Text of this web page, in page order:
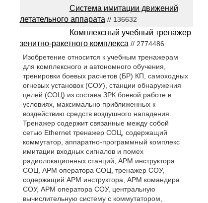
Система имитации движений
летательного аппарата // 136632
Комплексный учебный тренажер
зенитно-ракетного комплекса // 2774486
Изобретение относится к учебным тренажерам
для комплексного и автономного обучения,
тренировки боевых расчетов (БР) КП, самоходных
огневых установок (СОУ), станции обнаружения
целей (СОЦ) из состава ЗРК боевой работе в
условиях, максимально приближенных к
воздействию средств воздушного нападения.
Тренажер содержит связанные между собой
сетью Ethernet тренажер СОЦ, содержащий
коммутатор, аппаратно-программный комплекс
имитации входных сигналов и помех
радиолокационных станций, АРМ инструктора
СОЦ, АРМ оператора СОЦ, тренажер СОУ,
содержащий АРМ инструктора, АРМ командира
СОУ, АРМ оператора СОУ, центральную
вычислительную систему с коммутатором,